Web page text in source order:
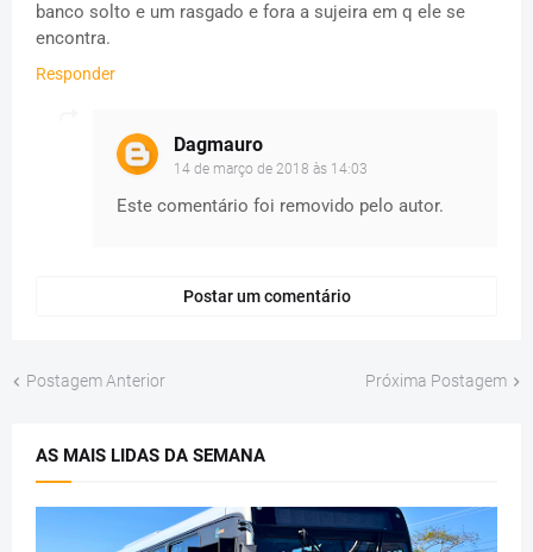
banco solto e um rasgado e fora a sujeira em q ele se
encontra.
Responder
Dagmauro
14 de março de 2018 às 14:03
Este comentário foi removido pelo autor.
Postar um comentário
Postagem Anterior Próxima Postagem
AS MAIS LIDAS DA SEMANA